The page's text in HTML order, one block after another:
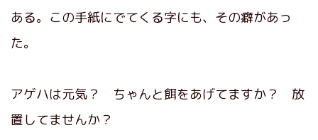
ある。この手紙にでてくる字にも、その癖があっ
た。
アゲハは元気？ ちゃんと餌をあげてますか？ 放
置してませんか？